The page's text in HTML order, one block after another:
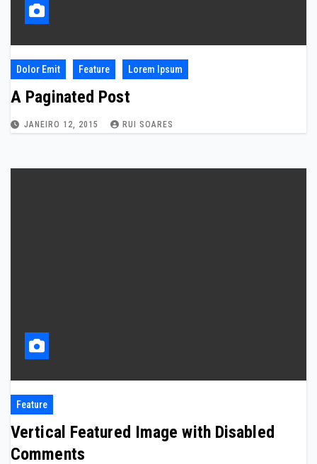
Dolor Emit Feature Lorem Ipsum
A Paginated Post
JANEIRO 12, 2015 RUI SOARES
Feature
Vertical Featured Image with Disabled
Comments